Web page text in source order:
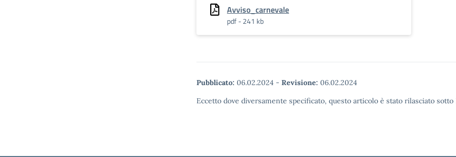
Avviso_carnevale
pdf - 241 kb
Pubblicato: 06.02.2024 - Revisione: 06.02.2024
Eccetto dove diversamente specificato, questo articolo è stato rilasciato